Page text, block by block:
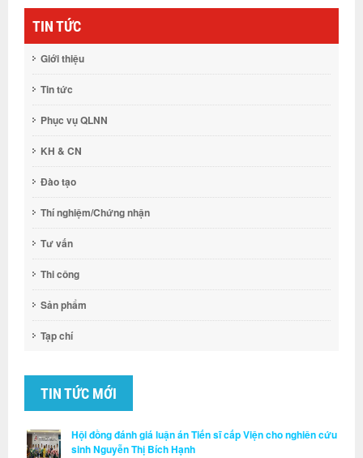
TIN TỨC
Giới thiệu
Tin tức
Phục vụ QLNN
KH & CN
Đào tạo
Thí nghiệm/Chứng nhận
Tư vấn
Thi công
Sản phẩm
Tạp chí
TIN TỨC MỚI
Hội đồng đánh giá luận án Tiến sĩ cấp Viện cho nghiên cứu
sinh Nguyễn Thị Bích Hạnh